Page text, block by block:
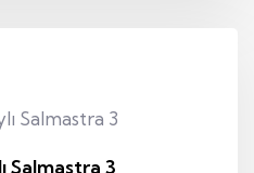
Salmastra 3